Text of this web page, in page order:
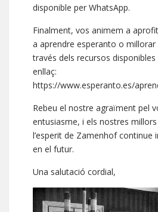
disponible per WhatsApp.
Finalment, vos animem a
a aprendre esperanto o millorar
través dels recursos
enllaç:
https://www.esperanto.es/
Rebeu el nostre agraïment pel
entusiasme, i els nostres
l’esperit de Zamenhof continue
en el futur.
Una salutació cordial,